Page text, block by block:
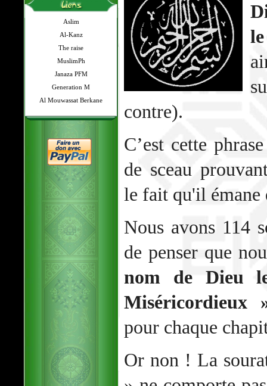
Aslim
Al-Kanz
The raise
MuslimPh
Janaza PFM
Generation M
Al Mouwassat Berkane
contre).
C’est cette
de sceau
le fait qu'il émane
Nous avons 114
de penser que
nom de Dieu
Miséricordieux
pour chaque
Or non ! La